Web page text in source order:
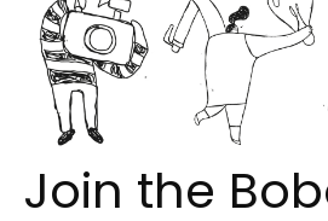
Join the